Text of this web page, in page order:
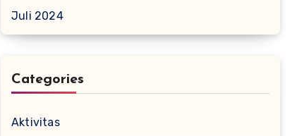
Juli 2024
Categories
Aktivitas